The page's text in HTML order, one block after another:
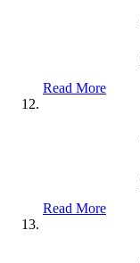
Read More
Read More